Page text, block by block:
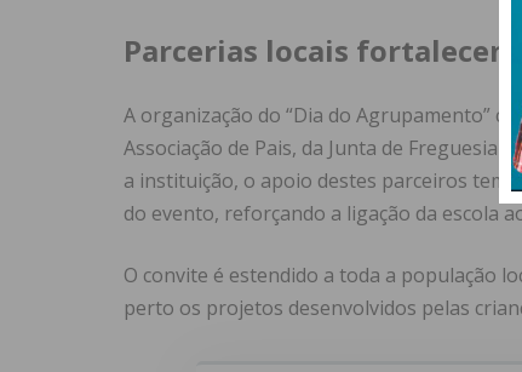
Parcerias locais
A organização do “Dia do Agrupamento”
Associação de Pais, da Junta de Freguesia
a instituição, o apoio destes parceiros tem
do evento, reforçando a ligação da escola
O convite é estendido a toda a população
perto os projetos desenvolvidos pelas